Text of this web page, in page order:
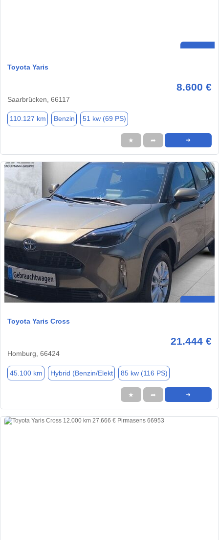
Toyota Yaris
8.600 €
Saarbrücken, 66117
110.127 km Benzin 51 kw (69 PS)
★ ➦ ➜
Toyota Yaris Cross
21.444 €
Homburg, 66424
45.100 km Hybrid (Benzin/Elekt 85 kw (116 PS)
★ ➦ ➜